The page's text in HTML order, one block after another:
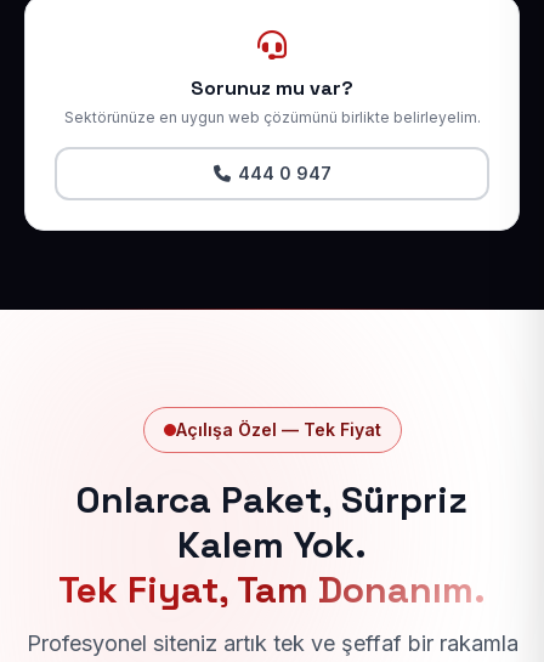
Sorunuz mu var?
Sektörünüze en uygun web çözümünü birlikte belirleyelim.
444 0 947
Açılışa Özel — Tek Fiyat
Onlarca Paket, Sürpriz
Kalem Yok.
Tek Fiyat, Tam Donanım.
Profesyonel siteniz artık tek ve şeffaf bir rakamla